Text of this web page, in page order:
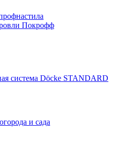
Покрофф
система Döcke STANDARD
и сада